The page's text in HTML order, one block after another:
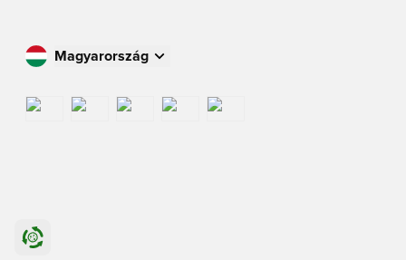
Magyarország
International